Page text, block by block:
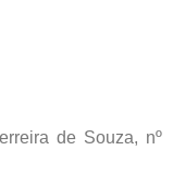
de Souza, nº